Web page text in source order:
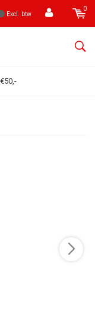
Excl. btw
0